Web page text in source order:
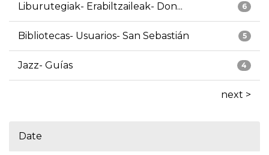
6
Liburutegiak- Erabiltzaileak- Don...
5
Bibliotecas- Usuarios- San Sebastián
4
Jazz- Guías
next >
Date